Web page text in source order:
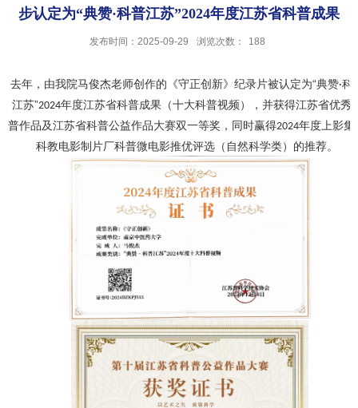
步认定为“典赞·科普江苏”2024年度江苏省科普成果
发布时间：2025-09-29 浏览次数： 188
去年，由我院马俊杰老师创作的《守正创新》纪录片被认定为“典赞·科
江苏”2024年度江苏省科普成果（十大科普视频），并获得江苏省优秀
普作品及江苏省科普公益作品大赛双一等奖，同时赢得2024年度上影集
科教电影制片厂科普微电影推优评选（自然科学类）的推荐。